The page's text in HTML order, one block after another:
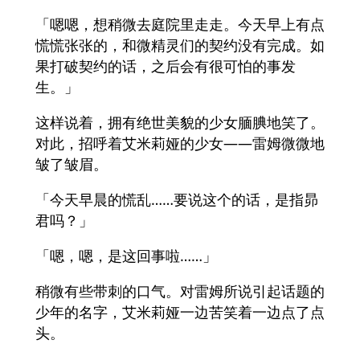
「嗯嗯，想稍微去庭院里走走。今天早上有点
慌慌张张的，和微精灵们的契约没有完成。如
果打破契约的话，之后会有很可怕的事发
生。」
这样说着，拥有绝世美貌的少女腼腆地笑了。
对此，招呼着艾米莉娅的少女——雷姆微微地
皱了皱眉。
「今天早晨的慌乱……要说这个的话，是指昴
君吗？」
「嗯，嗯，是这回事啦……」
稍微有些带刺的口气。对雷姆所说引起话题的
少年的名字，艾米莉娅一边苦笑着一边点了点
头。